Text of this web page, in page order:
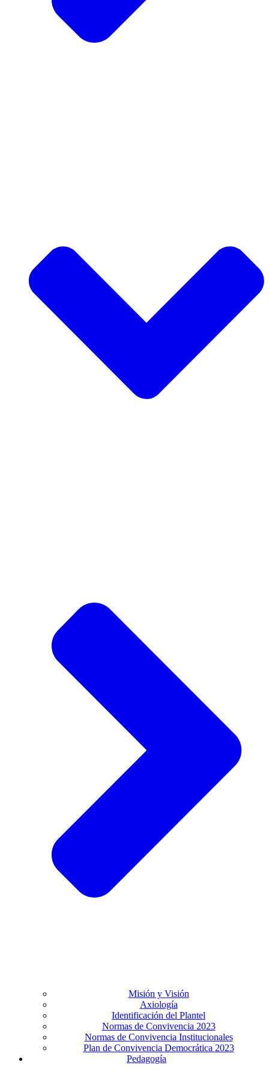
Misión y Visión
Axiología
Identificación del Plantel
Normas de Convivencia 2023
Normas de Convivencia Institucionales
Plan de Convivencia Democrática 2023
Pedagogía